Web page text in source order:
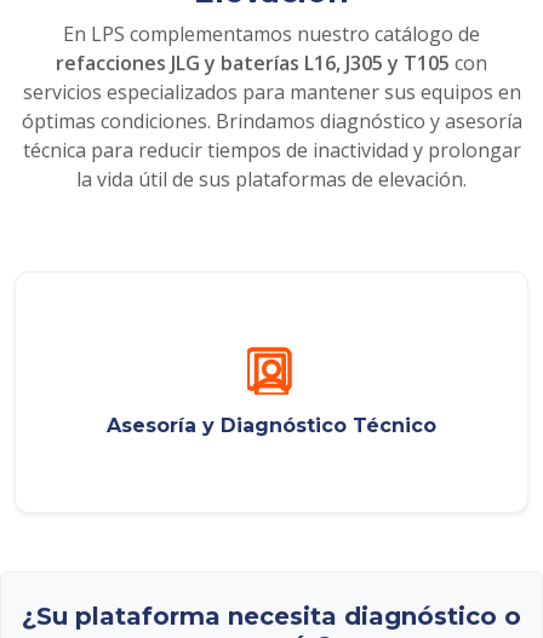
En LPS complementamos nuestro catálogo de
refacciones JLG y baterías L16, J305 y T105 con
servicios especializados para mantener sus equipos en
óptimas condiciones. Brindamos diagnóstico y asesoría
técnica para reducir tiempos de inactividad y prolongar
la vida útil de sus plataformas de elevación.
Asesoría y Diagnóstico Técnico
¿Su plataforma necesita diagnóstico o